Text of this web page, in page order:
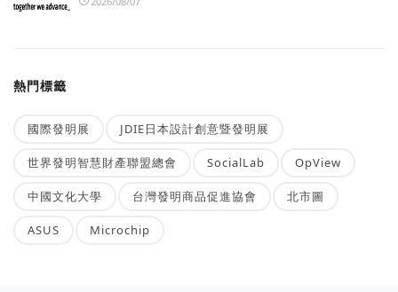
熱門標籤
國際發明展 JDIE日本設計創意暨發明展
世界發明智慧財產聯盟總會 SocialLab OpView
中國文化大學 台灣發明商品促進協會 北市圖
ASUS Microchip